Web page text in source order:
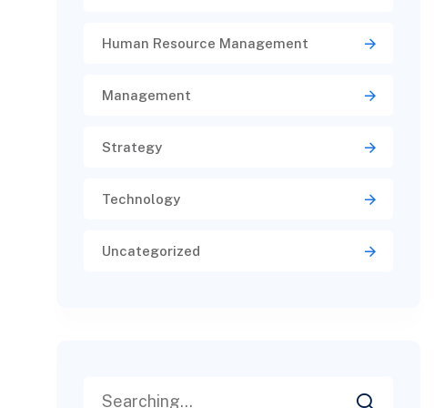
Human Resource Management
Management
Strategy
Technology
Uncategorized